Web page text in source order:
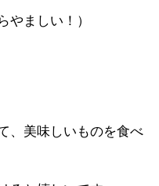
やましい！）
、美味しいものを食べ